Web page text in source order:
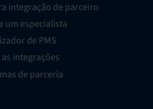
integração de parceiro
um especialista
de PMS
integrações
de parceria